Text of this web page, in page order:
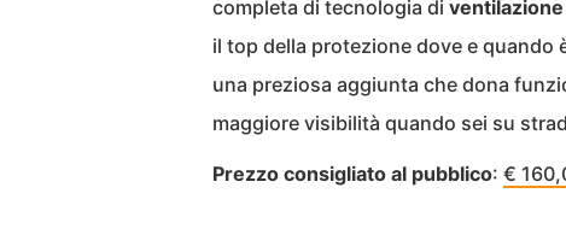
completa di tecnologia di
il top della protezione dove e quando
una preziosa aggiunta che dona
maggiore visibilità quando sei su
Prezzo consigliato al pubblico: €